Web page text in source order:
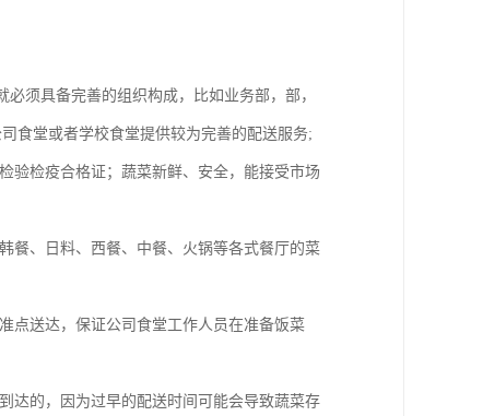
须具备完善的组织构成，比如业务部，部，
食堂或者学校食堂提供较为完善的配送服务;
验检疫合格证；蔬菜新鲜、安全，能接受市场
餐、日料、西餐、中餐、火锅等各式餐厅的菜
点送达，保证公司食堂工作人员在准备饭菜
达的，因为过早的配送时间可能会导致蔬菜存